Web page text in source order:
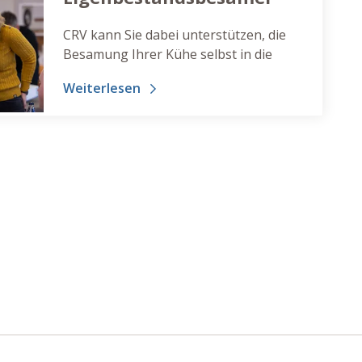
CRV kann Sie dabei unterstützen, die
Besamung Ihrer Kühe selbst in die
Eigenbestandsbesamer mit CRV.
Weiterlesen